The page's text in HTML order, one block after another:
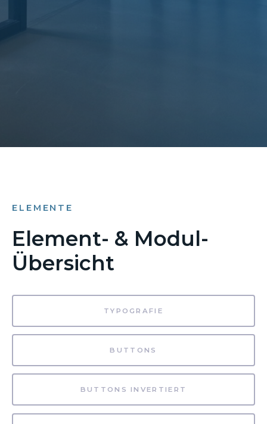
ELEMENTE
Element- & Modul-
Übersicht
TYPOGRAFIE
BUTTONS
BUTTONS INVERTIERT